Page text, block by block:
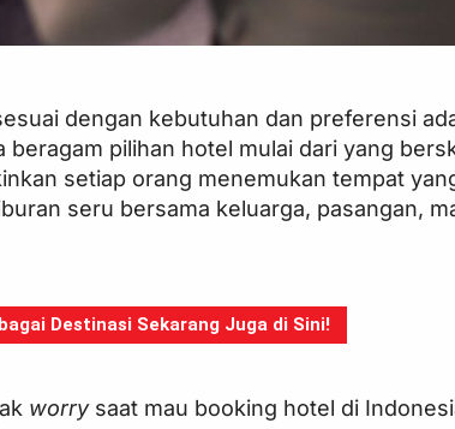
dengan kebutuhan dan preferensi
pilihan hotel mulai dari yang
setiap orang menemukan tempat
seru bersama keluarga, pasangan,
Destinasi Sekarang Juga di Sini!
worry saat mau booking hotel di